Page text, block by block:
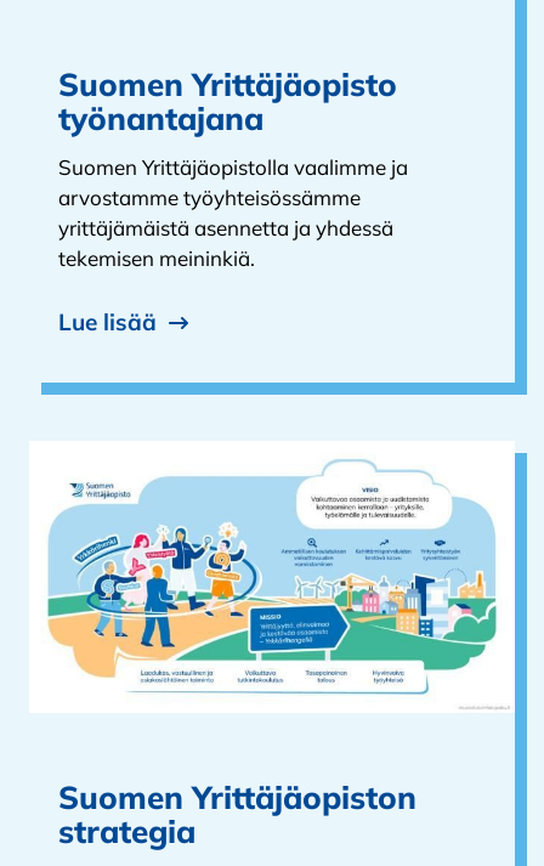
Suomen Yrittäjäopisto
työnantajana
Suomen Yrittäjäopistolla vaalimme ja
arvostamme työyhteisössämme
yrittäjämäistä asennetta ja yhdessä
tekemisen meininkiä.
Lue lisää
Suomen Yrittäjäopiston
strategia